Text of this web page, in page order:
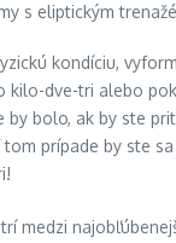
kondíciu,
kilo-dve-tri alebo
by bolo, ak by ste
prípade by ste
medzi